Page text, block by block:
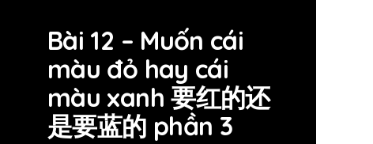
Bài 12 – Muốn cái
màu đỏ hay cái
màu xanh 要红的还
是要蓝的 phần 3